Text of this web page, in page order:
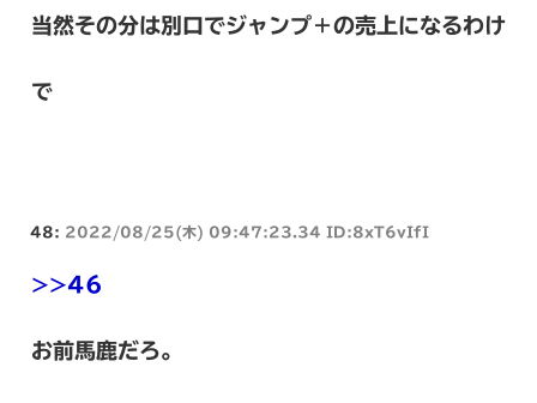
当然その分は別口でジャンプ＋の売上になるわけ
で
48: 2022/08/25(木) 09:47:23.34 ID:8xT6vIfI
>>46
お前馬鹿だろ。